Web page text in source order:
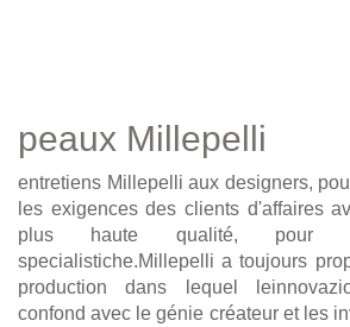
peaux Millepelli
entretiens Millepelli aux designers,
les exigences des clients d'affaires
plus haute qualité, pour
specialistiche.Millepelli a toujours
production dans lequel
confond avec le génie créateur et les